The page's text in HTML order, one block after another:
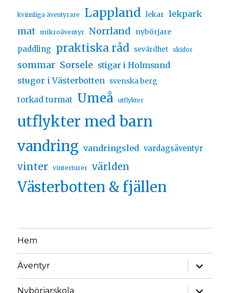
kvinnliga äventyrare Lappland lekar lekpark
mat mikroäventyr Norrland
nybörjare
paddling
praktiska råd sevärdhet skidor
sommar Sorsele stigar i Holmsund
stugor i Västerbotten
svenska berg
torkad turmat Umeå utflykter
utflykter med barn
vandring vandringsled vardagsäventyr
vinter vinterturer världen
Västerbotten & fjällen
Hem
Äventyr
Nybörjarskola